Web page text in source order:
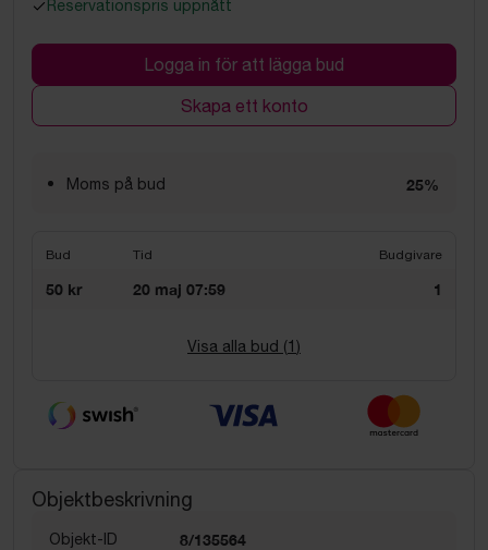
Reservationspris uppnått
Logga in för att lägga bud
Skapa ett konto
Moms på bud 25%
Bud Tid Budgivare
50 kr 20 maj 07:59 1
Visa alla bud (1 )
Objektbeskrivning
Objekt-ID 8/135564